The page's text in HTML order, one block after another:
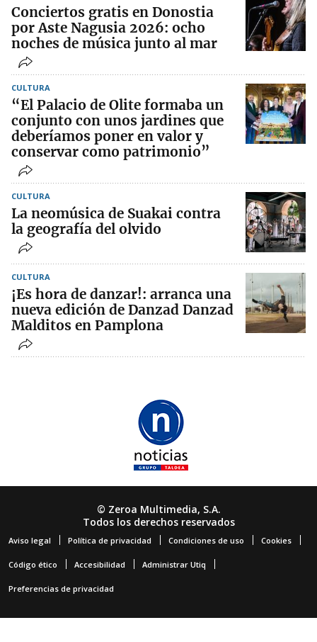
Conciertos gratis en Donostia
por Aste Nagusia 2026: ocho
noches de música junto al mar
CULTURA
“El Palacio de Olite formaba un
conjunto con unos jardines que
deberíamos poner en valor y
conservar como patrimonio”
CULTURA
La neomúsica de Suakai contra
la geografía del olvido
CULTURA
¡Es hora de danzar!: arranca una
nueva edición de Danzad Danzad
Malditos en Pamplona
© Zeroa Multimedia, S.A.
Todos los derechos reservados
Aviso legal Política de privacidad Condiciones de uso Cookies
Código ético Accesibilidad Administrar Utiq
Preferencias de privacidad